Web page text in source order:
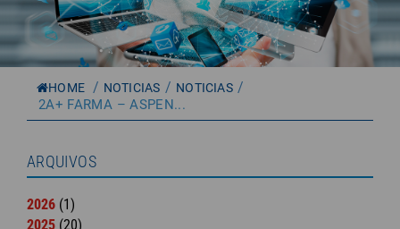
HOME / NOTICIAS / NOTICIAS /
2A+ FARMA – ASPEN...
ARQUIVOS
2026 (1)
2025 (20)